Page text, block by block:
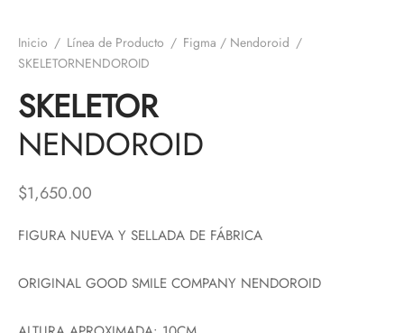
Inicio / Línea de Producto / Figma / Nendoroid /
SKELETORNENDOROID
SKELETOR
NENDOROID
$1,650.00
FIGURA NUEVA Y SELLADA DE FÁBRICA
ORIGINAL GOOD SMILE COMPANY NENDOROID